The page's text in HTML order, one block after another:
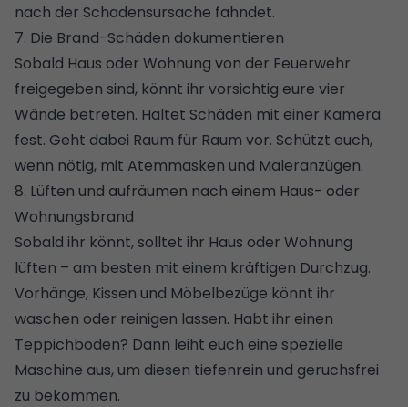
nach der Schadensursache fahndet.
7. Die Brand-Schäden dokumentieren
Sobald Haus oder Wohnung von der Feuerwehr
freigegeben sind, könnt ihr vorsichtig eure vier
Wände betreten. Haltet Schäden mit einer Kamera
fest. Geht dabei Raum für Raum vor. Schützt euch,
wenn nötig, mit Atemmasken und Maleranzügen.
8. Lüften und aufräumen nach einem Haus- oder
Wohnungsbrand
Sobald ihr könnt, solltet ihr Haus oder Wohnung
lüften – am besten mit einem kräftigen Durchzug.
Vorhänge, Kissen und Möbelbezüge könnt ihr
waschen oder reinigen lassen. Habt ihr einen
Teppichboden? Dann leiht euch eine spezielle
Maschine aus, um diesen tiefenrein und geruchsfrei
zu bekommen.